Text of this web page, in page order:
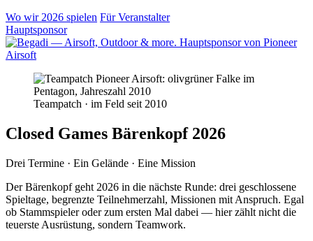
Wo wir 2026 spielen Für Veranstalter
Hauptsponsor
Teampatch · im Feld seit 2010
Closed Games Bärenkopf 2026
Drei Termine · Ein Gelände · Eine Mission
Der Bärenkopf geht 2026 in die nächste Runde: drei geschlossene
Spieltage, begrenzte Teilnehmerzahl, Missionen mit Anspruch. Egal
ob Stammspieler oder zum ersten Mal dabei — hier zählt nicht die
teuerste Ausrüstung, sondern Teamwork.